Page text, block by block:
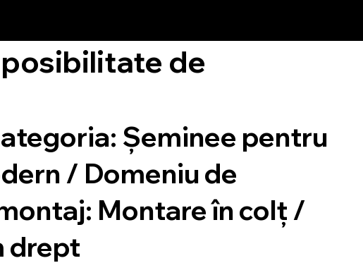
Șeminee pentru
/ Domeniu de
Montare în colț /
drept
de